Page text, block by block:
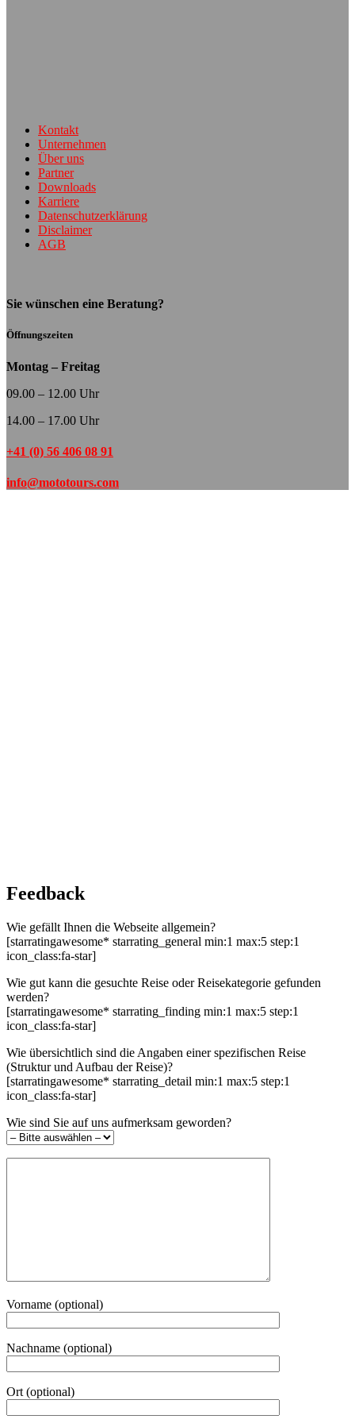
Kontakt
Unternehmen
Über uns
Partner
Downloads
Karriere
Datenschutzerklärung
Disclaimer
AGB
Sie wünschen eine Beratung?
Öffnungszeiten
Montag – Freitag
09.00 – 12.00 Uhr
14.00 – 17.00 Uhr
+41 (0) 56 406 08 91
info@mototours.com
Feedback
Wie gefällt Ihnen die Webseite allgemein?
[starratingawesome* starrating_general min:1 max:5 step:1
icon_class:fa-star]
Wie gut kann die gesuchte Reise oder Reisekategorie gefunden
werden?
[starratingawesome* starrating_finding min:1 max:5 step:1
icon_class:fa-star]
Wie übersichtlich sind die Angaben einer spezifischen Reise
(Struktur und Aufbau der Reise)?
[starratingawesome* starrating_detail min:1 max:5 step:1
icon_class:fa-star]
Wie sind Sie auf uns aufmerksam geworden?
Vorname (optional)
Nachname (optional)
Ort (optional)